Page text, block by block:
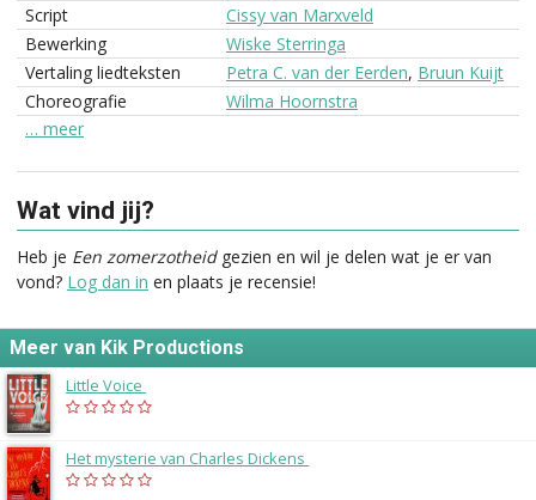
Script
Cissy van Marxveld
Bewerking
Wiske Sterringa
Vertaling liedteksten
Petra C. van der Eerden, Bruun Kuijt
Choreografie
Wilma Hoornstra
… meer
Wat vind jij?
Heb je Een zomerzotheidgezien en wil je delen wat je er van
vond? Log dan in en plaats je recensie!
Meer van Kik Productions
Little Voice
Het mysterie van Charles Dickens